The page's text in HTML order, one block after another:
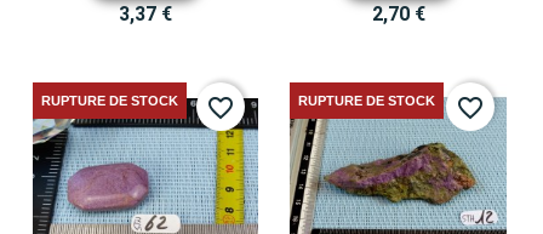
3,37 € 2,70 €
RUPTURE DE STOCK favorite_border RUPTURE DE STOCK favorite_border